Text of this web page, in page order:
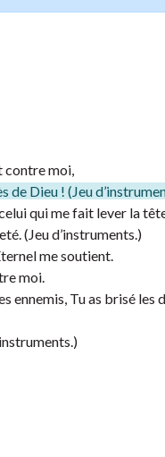
contre moi,
de Dieu ! (Jeu
qui me fait lever la
(Jeu d’instruments.)
me soutient.
moi.
ennemis, Tu as brisé les